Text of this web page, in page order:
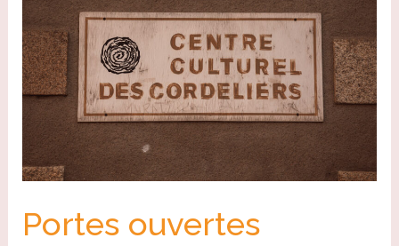
Portes ouvertes
activités